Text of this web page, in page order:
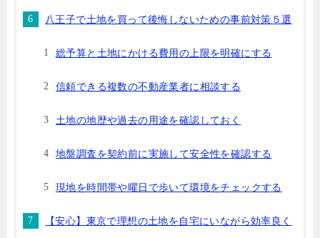
八王子で土地を買って後悔しないための事前対策５選
総予算と土地にかける費用の上限を明確にする
信頼できる複数の不動産業者に相談する
土地の地歴や過去の用途を確認しておく
地盤調査を契約前に実施して安全性を確認する
現地を時間帯や曜日で歩いて環境をチェックする
【安心】東京で理想の土地を自宅にいながら効率良く